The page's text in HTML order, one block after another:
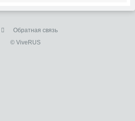
Обратная связь
© ViveRUS